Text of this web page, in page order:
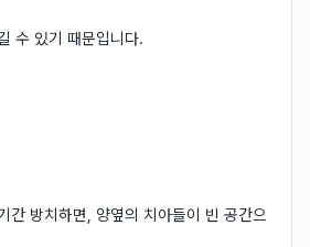
수 있기 때문입니다.
간 방치하면, 양옆의 치아들이 빈 공간으